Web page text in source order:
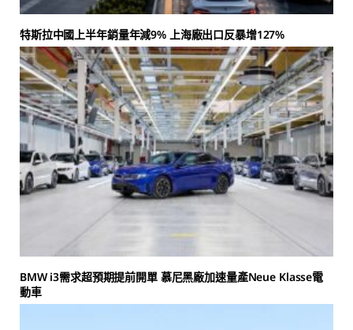
特斯拉中國上半年銷量年減9% 上海廠出口反暴增127%
BMW i3需求超預期提前開單 慕尼黑廠加速量產Neue Klasse電
動車